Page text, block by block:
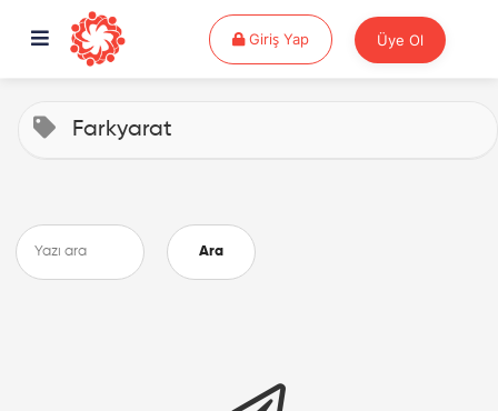
Giriş YapGiriş Yap Üye Ol
Farkyarat
Ara